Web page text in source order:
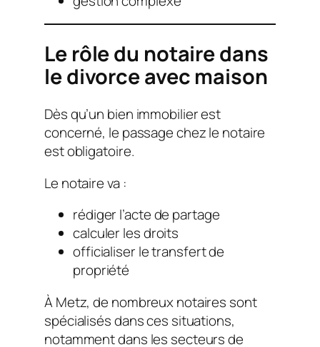
Le rôle du notaire dans
le divorce avec maison
Dès qu’un bien immobilier est
concerné, le passage chez le notaire
est obligatoire.
Le notaire va :
rédiger l’acte de partage
calculer les droits
officialiser le transfert de
propriété
À Metz, de nombreux notaires sont
spécialisés dans ces situations,
notamment dans les secteurs de